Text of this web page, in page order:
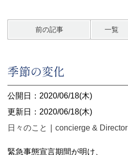
前の記事 一覧
季節の変化
公開日：2020/06/18(木)
更新日：2020/06/18(木)
日々のこと
concierge & Director
緊急事態宣言期間が明け、